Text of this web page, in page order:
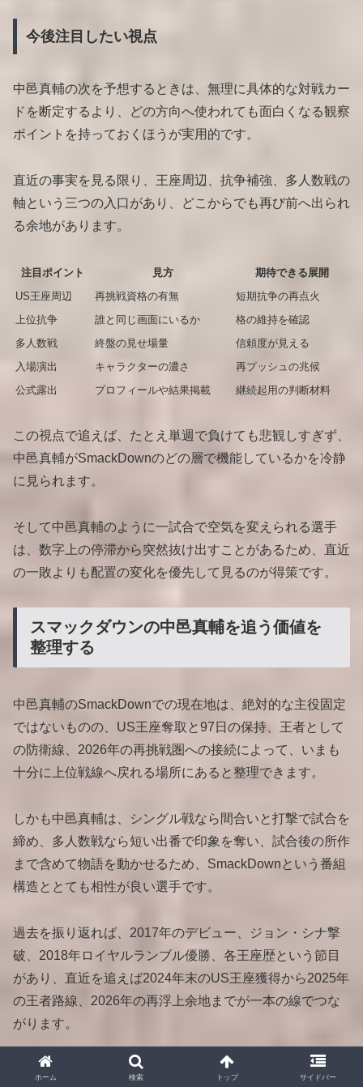
今後注目したい視点
中邑真輔の次を予想するときは、無理に具体的な対戦カー
ドを断定するより、どの方向へ使われても面白くなる観察
ポイントを持っておくほうが実用的です。
直近の事実を見る限り、王座周辺、抗争補強、多人数戦の
軸という三つの入口があり、どこからでも再び前へ出られ
る余地があります。
注目ポイント 見方
期待できる展開
US王座周辺
再挑戦資格の有無
短期抗争の再点火
上位抗争
誰と同じ画面にいるか
格の維持を確認
多人数戦
終盤の見せ場量
信頼度が見える
入場演出
キャラクターの濃さ
再プッシュの兆候
公式露出
プロフィールや結果掲載 継続起用の判断材料
この視点で追えば、たとえ単週で負けても悲観しすぎず、
中邑真輔がSmackDownのどの層で機能しているかを冷静
に見られます。
そして中邑真輔のように一試合で空気を変えられる選手
は、数字上の停滞から突然抜け出すことがあるため、直近
の一敗よりも配置の変化を優先して見るのが得策です。
スマックダウンの中邑真輔を追う価値を
整理する
中邑真輔のSmackDownでの現在地は、絶対的な主役固定
ではないものの、US王座奪取と97日の保持、王者として
の防衛線、2026年の再挑戦圏への接続によって、いまも
十分に上位戦線へ戻れる場所にあると整理できます。
しかも中邑真輔は、シングル戦なら間合いと打撃で試合を
締め、多人数戦なら短い出番で印象を奪い、試合後の所作
まで含めて物語を動かせるため、SmackDownという番組
構造ととても相性が良い選手です。
過去を振り返れば、2017年のデビュー、ジョン・シナ撃
破、2018年ロイヤルランブル優勝、各王座歴という節目
があり、直近を追えば2024年末のUS王座獲得から2025年
の王者路線、2026年の再浮上余地までが一本の線でつな
がります。
だから「中邑真輔はもう終わったのか」ではなく、「次に
ホーム 検索 トップ サイドバー